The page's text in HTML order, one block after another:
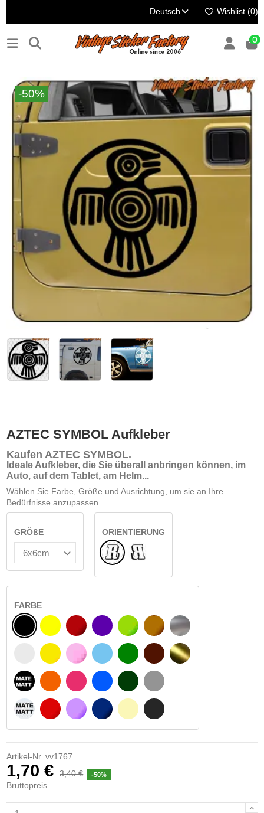
Deutsch Wishlist (0)
0
-50%
AZTEC SYMBOL Aufkleber
Kaufen AZTEC SYMBOL.
Ideale Aufkleber, die Sie überall anbringen können, im
Auto, auf dem Tablet, am Helm...
Wählen Sie Farbe, Größe und Ausrichtung, um sie an Ihre
Bedürfnisse anzupassen
GRÖßE
ORIENTIERUNG
NormaleUmgedreht
FARBE
SCHWARZ
WEIß
MATTSCHWARZ
MATTWEIß
GELB
GELBES SIGNAL
ORANGE
ROT
BURGUND
ROSE
FUCHSIA
LILA
VIOLETT
HELLBLAU
BLAU
DUNKELBLAU
HELLGRÜN
GRÜN
DUNKELGRÜN
BEIGE
HASELNUSS
DUNKELBRAUN
HELLGRAU
DUNKELGRAU
SILBER
GOLD
Artikel-Nr. vv1767
1,70 € 3,40 € -50%
Bruttopreis